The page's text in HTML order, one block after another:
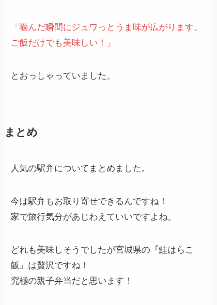
「噛んだ瞬間にジュワっとうま味が広がります。
ご飯だけでも美味しい！」
とおっしゃっていました。
まとめ
人気の駅弁についてまとめました。
今は駅弁もお取り寄せできるんですね！
家で旅行気分があじわえていいですよね。
どれも美味しそうでしたが宮城県の『鮭はらこ
飯』は贅沢ですね！
究極の親子弁当だと思います！